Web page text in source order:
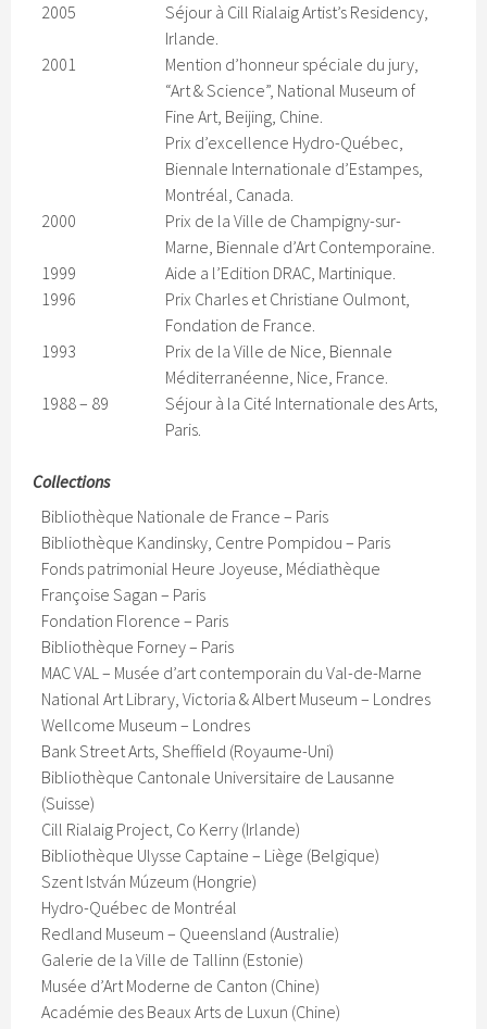
2005
Séjour à Cill Rialaig Artist’s Residency,
Irlande.
2001
Mention d’honneur spéciale du jury,
“Art & Science”, National Museum of
Fine Art, Beijing, Chine.
Prix d’excellence Hydro-Québec,
Biennale Internationale d’Estampes,
Montréal, Canada.
2000
Prix de la Ville de Champigny-sur-
Marne, Biennale d’Art Contemporaine.
1999
Aide a l’Edition DRAC, Martinique.
1996
Prix Charles et Christiane Oulmont,
Fondation de France.
1993
Prix de la Ville de Nice, Biennale
Méditerranéenne, Nice, France.
1988 – 89
Séjour à la Cité Internationale des Arts,
Paris.
Collections
Bibliothèque Nationale de France – Paris
Bibliothèque Kandinsky, Centre Pompidou – Paris
Fonds patrimonial Heure Joyeuse, Médiathèque
Françoise Sagan – Paris
Fondation Florence – Paris
Bibliothèque Forney – Paris
MAC VAL – Musée d’art contemporain du Val-de-Marne
National Art Library, Victoria & Albert Museum – Londres
Wellcome Museum – Londres
Bank Street Arts, Sheffield (Royaume-Uni)
Bibliothèque Cantonale Universitaire de Lausanne
(Suisse)
Cill Rialaig Project, Co Kerry (Irlande)
Bibliothèque Ulysse Captaine – Liège (Belgique)
Szent István Múzeum (Hongrie)
Hydro-Québec de Montréal
Redland Museum – Queensland (Australie)
Galerie de la Ville de Tallinn (Estonie)
Musée d’Art Moderne de Canton (Chine)
Académie des Beaux Arts de Luxun (Chine)